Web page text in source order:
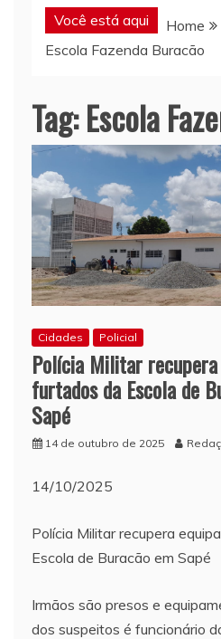
Você está aqui
Home
Escola Fazenda Buracão
Tag:Escola
Cidades Policial
Polícia Militar
furtados da Escola de
Sapé
14 de outubro de 2025
14/10/2025
Polícia Militar recupera
Escola de Buracão em Sapé
Irmãos são presos e
dos suspeitos é funcionário